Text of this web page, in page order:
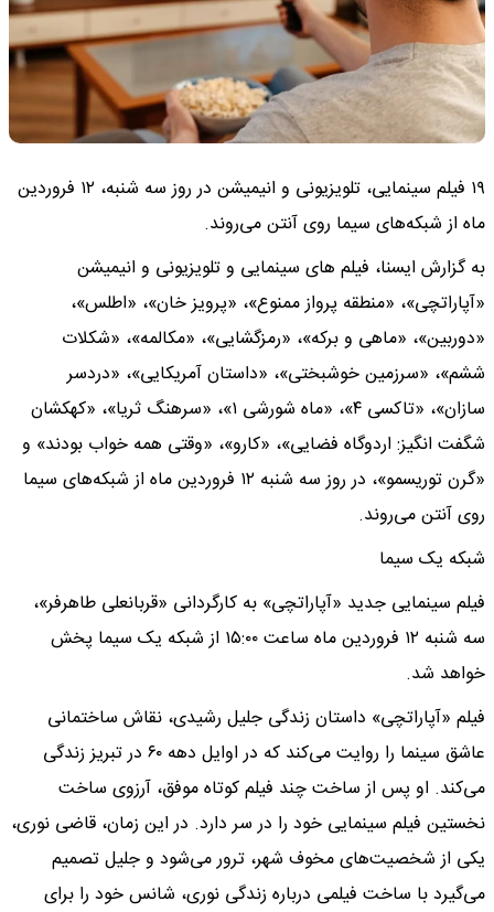
۱۹ فیلم سینمایی، تلویزیونی و انیمیشن در روز سه شنبه، ۱۲ فروردین
ماه از شبکه‌های سیما روی آنتن می‌روند.
به گزارش ایسنا، فیلم های سینمایی و تلویزیونی و انیمیشن
«آپاراتچی»، «منطقه پرواز ممنوع»، «پرویز خان»، «اطلس»،
«دوربین»، «ماهی و برکه»، «رمزگشایی»، «مکالمه»، «شکلات
ششم»، «سرزمین خوشبختی»، «داستان آمریکایی»، «دردسر
سازان»، «تاکسی ۴»، «ماه شورشی ۱»، «سرهنگ ثریا»، «کهکشان
شگفت انگیز: اردوگاه فضایی»، «کارو»، «وقتی همه خواب بودند» و
«گرن توریسمو»، در روز سه شنبه ۱۲ فروردین ماه از شبکه‌های سیما
روی آنتن می‌روند.
شبکه یک سیما
فیلم سینمایی جدید «آپاراتچی» به کارگردانی «قربانعلی طاهرفر»،
سه شنبه ۱۲ فروردین ماه ساعت ۱۵:۰۰ از شبکه یک سیما پخش
خواهد شد.
فیلم «آپاراتچی» داستان زندگی جلیل رشیدی، نقاش ساختمانی
عاشق سینما را روایت می‌کند که در اوایل دهه ۶۰ در تبریز زندگی
می‌کند. او پس از ساخت چند فیلم کوتاه موفق، آرزوی ساخت
نخستین فیلم سینمایی خود را در سر دارد. در این زمان، قاضی نوری،
یکی از شخصیت‌های مخوف شهر، ترور می‌شود و جلیل تصمیم
می‌گیرد با ساخت فیلمی درباره زندگی نوری، شانس خود را برای